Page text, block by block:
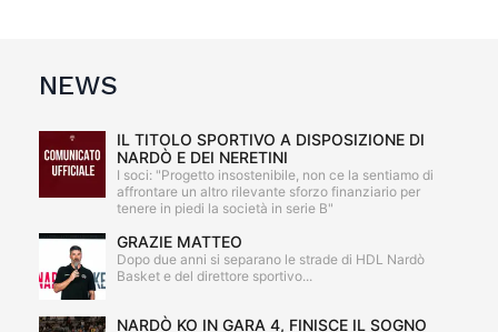
NEWS
IL TITOLO SPORTIVO A DISPOSIZIONE DI
NARDÒ E DEI NERETINI
I soci: "Progetto insostenibile, non ce la sentiamo di
affrontare un altro rilevante sforzo finanziario per
tenere in piedi la società in serie B"
GRAZIE MATTEO
Dopo due anni si separano le strade di HDL Nardò
Basket e del direttore sportivo...
NARDÒ KO IN GARA 4, FINISCE IL SOGNO